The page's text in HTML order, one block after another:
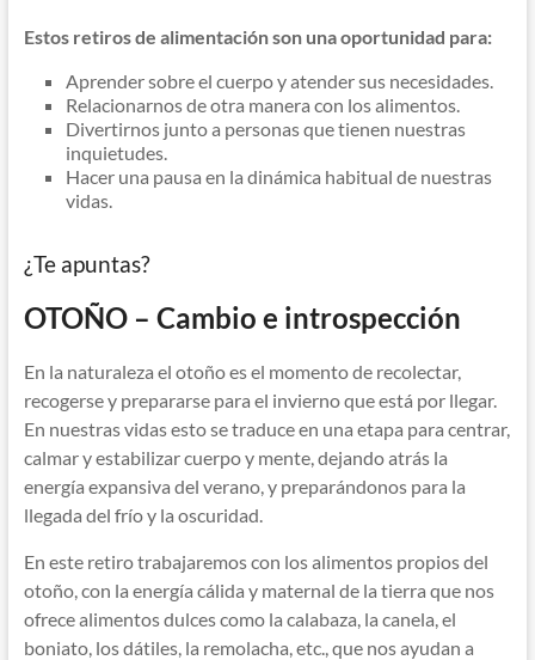
Estos retiros de alimentación son una oportunidad para:
Aprender sobre el cuerpo y atender sus necesidades.
Relacionarnos de otra manera con los alimentos.
Divertirnos junto a personas que tienen nuestras
inquietudes.
Hacer una pausa en la dinámica habitual de nuestras
vidas.
¿Te apuntas?
OTOÑO – Cambio e introspección
En la naturaleza el otoño es el momento de recolectar,
recogerse y prepararse para el invierno que está por llegar.
En nuestras vidas esto se traduce en una etapa para centrar,
calmar y estabilizar cuerpo y mente, dejando atrás la
energía expansiva del verano, y preparándonos para la
llegada del frío y la oscuridad.
En este retiro trabajaremos con los alimentos propios del
otoño, con la energía cálida y maternal de la tierra que nos
ofrece alimentos dulces como la calabaza, la canela, el
boniato, los dátiles, la remolacha, etc., que nos ayudan a